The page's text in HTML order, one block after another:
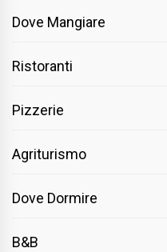
Dove Mangiare
Ristoranti
Pizzerie
Agriturismo
Dove Dormire
B&B